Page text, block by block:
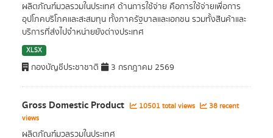
ผลิตภัณฑ์มวลรวมในประเทศ ด้านการใช้จ่าย คือการใช้จ่ายเพื่อการ
อุปโภคบริโภคและสะสมทุน ทั้งภาครัฐบาลและเอกชน รวมทั้งสินค้าและ
บริการที่ส่งไปจำหน่ายยังต่างประเทศ
XLSX
กองบัญชีประชาชาติ 3 กรกฎาคม 2569
Gross Domestic Product 10501 total views
38 recent
views
ผลิตภัณฑ์มวลรวมในประเทศ